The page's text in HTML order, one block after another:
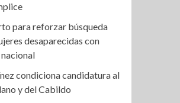
para reforzar búsqueda
desaparecidas con
condiciona candidatura al
y del Cabildo